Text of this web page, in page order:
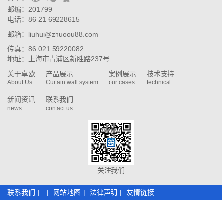
邮编：201799
电话：86 21 69228615
邮箱：liuhui@zhuoou88.com
传真：86 021 59220082
地址：上海市青浦区新胜路237号
关于卓欧
About Us
产品展示
Curtain wall system
案例展示
our cases
技术支持
technical
新闻资讯
news
联系我们
contact us
关注我们
联系我们 | | 网站地图 | 法律声明 | 友情链接